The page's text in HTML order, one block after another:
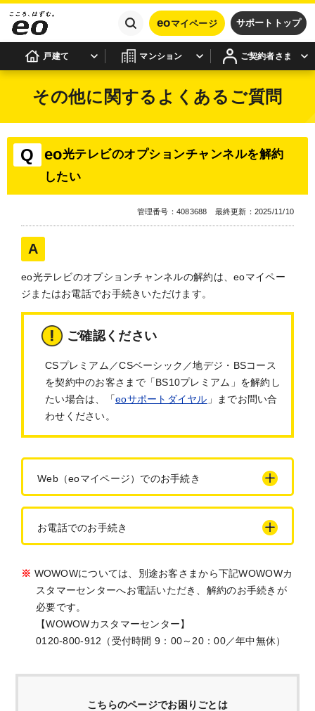
eoマイページ サポートトップ
戸建て マンション ご契約者さま
その他に関するよくあるご質問
eo光テレビのオプションチャンネルを解約
したい
管理番号：4083688 最終更新：2025/11/10
eo光テレビのオプションチャンネルの解約は、eoマイペー
ジまたはお電話でお手続きいただけます。
ご確認ください
CSプレミアム／CSベーシック／地デジ・BSコース
を契約中のお客さまで「BS10プレミアム」を解約し
たい場合は、「eoサポートダイヤル 」までお問い合
わせください。
Web（eoマイページ）でのお手続き
お電話でのお手続き
※ WOWOWについては、別途お客さまから下記WOWOWカ
スタマーセンターへお電話いただき、解約のお手続きが
必要です。
【WOWOWカスタマーセンター】
0120-800-912（受付時間 9：00～20：00／年中無休）
こちらのページでお困りごとは